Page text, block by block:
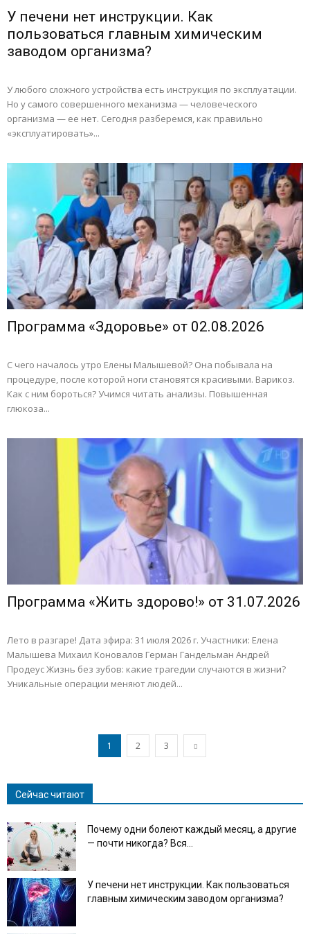
У печени нет инструкции. Как
пользоваться главным химическим
заводом организма?
У любого сложного устройства есть инструкция по эксплуатации.
Но у самого совершенного механизма — человеческого
организма — ее нет. Сегодня разберемся, как правильно
«эксплуатировать»...
Программа «Здоровье» от 02.08.2026
С чего началось утро Елены Малышевой? Она побывала на
процедуре, после которой ноги становятся красивыми. Варикоз.
Как с ним бороться? Учимся читать анализы. Повышенная
глюкоза...
Программа «Жить здорово!» от 31.07.2026
Лето в разгаре! Дата эфира: 31 июля 2026 г. Участники: Елена
Малышева Михаил Коновалов Герман Гандельман Андрей
Продеус Жизнь без зубов: какие трагедии случаются в жизни?
Уникальные операции меняют людей...
1 2 3
Сейчас читают
Почему одни болеют каждый месяц, а другие
— почти никогда? Вся...
У печени нет инструкции. Как пользоваться
главным химическим заводом организма?